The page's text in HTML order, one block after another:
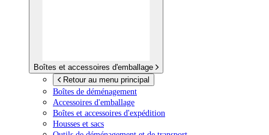
Boîtes et accessoires d'emballage
Retour au menu principal
Boîtes de déménagement
Accessoires d'emballage
Boîtes et accessoires d'expédition
Housses et sacs